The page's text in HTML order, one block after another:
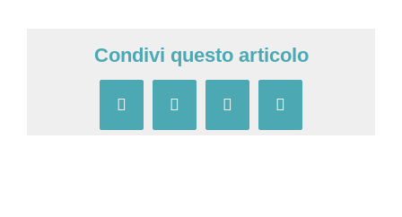
Condivi questo articolo
Facebook
X PinterestEmail